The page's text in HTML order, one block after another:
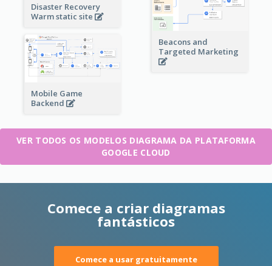
Disaster Recovery
Warm static site
Beacons and
Targeted Marketing
Mobile Game
Backend
VER TODOS OS MODELOS DIAGRAMA DA PLATAFORMA
GOOGLE CLOUD
Comece a criar diagramas
fantásticos
Comece a usar gratuitamente